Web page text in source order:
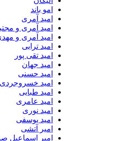
امو باند
امید آمری
امید آمری و مجتبی
امید آمری و مهدی مقدم
امید ترابی
امید تقی پور
امید جهان
امید حسنی
امید خسروجردی
امید طبایی
امید عامری
امید نوری
امید یوسفی
امیر آتشی
امیر اسماعیل صدفی